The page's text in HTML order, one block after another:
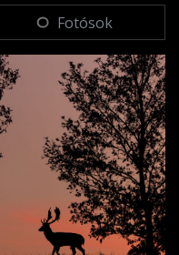
Fotósok